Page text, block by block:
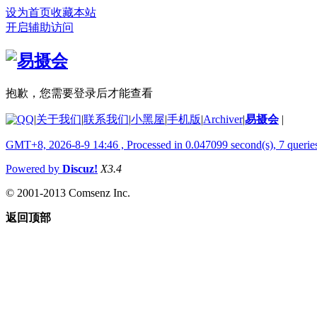
设为首页收藏本站
开启辅助访问
抱歉，您需要登录后才能查看
|关于我们|联系我们|小黑屋|手机版|Archiver|易摄会|
GMT+8, 2026-8-9 14:46 , Processed in 0.047099 second(s), 7
Powered by Discuz! X3.4
© 2001-2013 Comsenz Inc.
返回顶部